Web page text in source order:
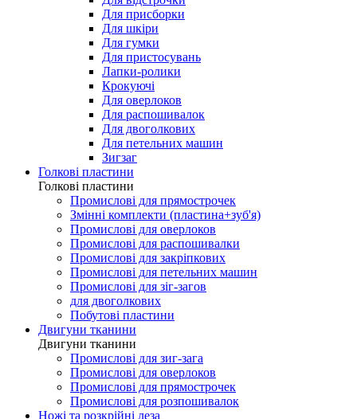
Для присборки
Для шкіри
Для гумки
Для пристосувань
Лапки-ролики
Крокуючі
Для оверлоков
Для распошивалок
Для двоголкових
Для петельних машин
Зигзаг
Голкові пластини
Голкові пластини
Промислові для прямострочек
Змінні комплекти (пластина+зуб'я)
Промислові для оверлоков
Промислові для распошивалки
Промислові для закріпкових
Промислові для петельних машин
Промислові для зіг-загов
для двоголкових
Побутові пластини
Двигуни тканини
Двигуни тканини
Промислові для зиг-зага
Промислові для оверлоков
Промислові для прямострочек
Промислові для розпошивалок
Ножі та розкрійні леза